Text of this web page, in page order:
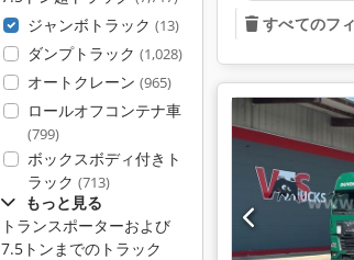
ジャンボトラック (13)
ダンプトラック (1,028)
オートクレーン (965)
ロールオフコンテナ車
(799)
ボックスボディ付きト
ラック (713)
もっと見る
トランスポーターおよび
7.5トンまでのトラック
すべてのフ